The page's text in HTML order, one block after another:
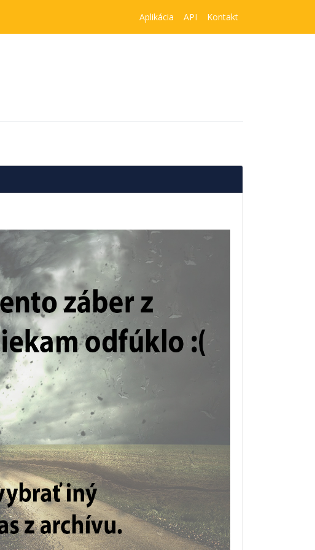
Aplikácia API Kontakt